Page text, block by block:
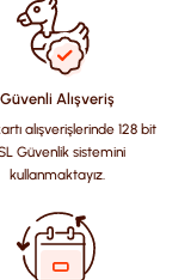
formunu
Güvenli Alışveriş
alışverişlerinde 128 bit
Güvenlik sistemini
kullanmaktayız.